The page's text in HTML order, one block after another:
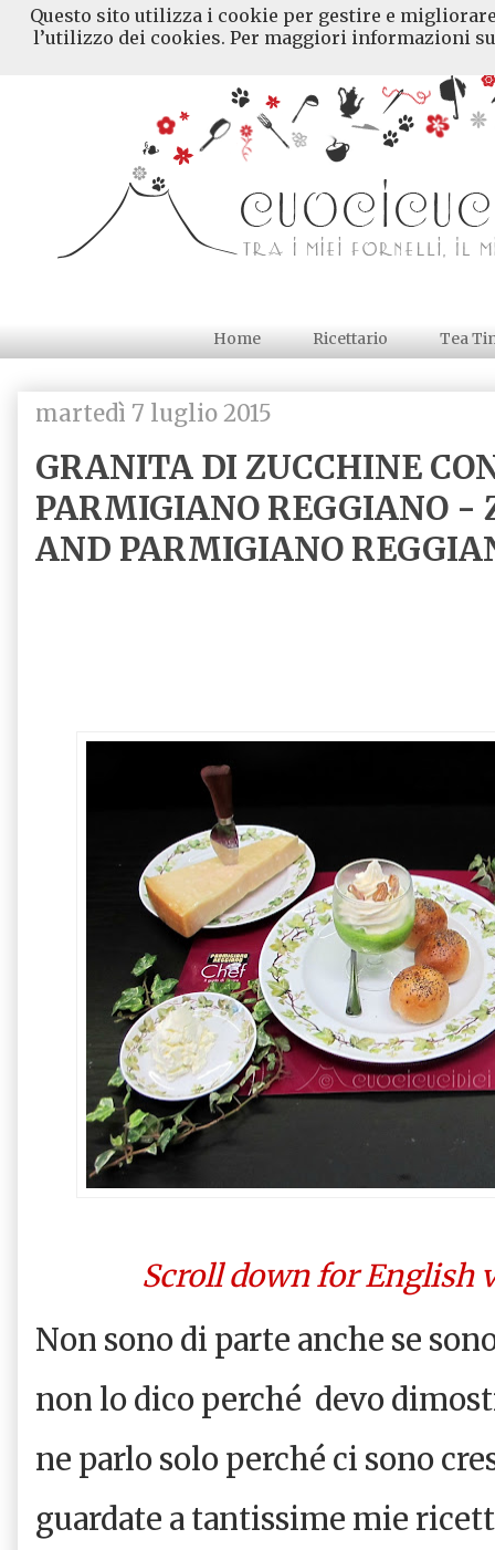
Home Ricettario Tea
martedì 7 luglio 2015
GRANITA DI ZUCCHINE
PARMIGIANO REGGIANO -
AND PARMIGIANO
Scroll down for English
Non sono di parte anche se
non lo dico perché devo
ne parlo solo perché ci sono
guardate a tantissime mie
Questo sito utilizza i cookie per gestire e
l’utilizzo dei cookies. Per maggiori informazioni